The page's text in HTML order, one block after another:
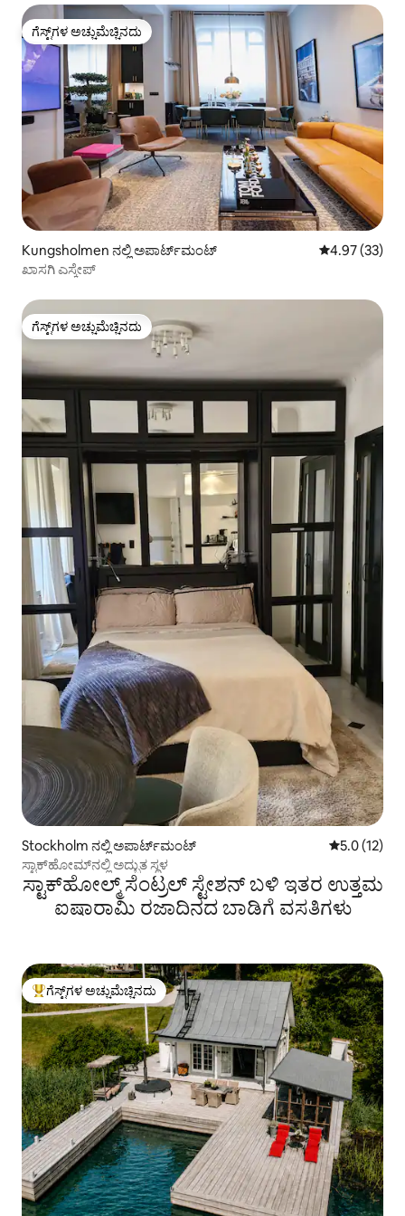
ಗೆಸ್ಟ್‌ಗಳ ಅಚ್ಚುಮೆಚ್ಚಿನದು
ಗೆಸ್ಟ್‌ಗಳ ಅಚ್ಚುಮೆಚ್ಚಿನದು
Kungsholmen ನಲ್ಲಿ ಅಪಾರ್ಟ್‌ಮಂಟ್ 5 ರಲ್ಲಿ 4.97
4.97 (33)
ಖಾಸಗಿ ಎಸ್ಕೇಪ್
ಗೆಸ್ಟ್‌ಗಳ ಅಚ್ಚುಮೆಚ್ಚಿನದು
ಗೆಸ್ಟ್‌ಗಳ ಅಚ್ಚುಮೆಚ್ಚಿನದು
Stockholm ನಲ್ಲಿ ಅಪಾರ್ಟ್‌ಮಂಟ್ 5 ರಲ್ಲಿ 5.0
5.0 (12)
ಸ್ಟಾಕ್‌ಹೋಮ್‌ನಲ್ಲಿ ಅದ್ಭುತ ಸ್ಥಳ
ಸ್ಟಾಕ್‌ಹೋಲ್ಮ್ ಸೆಂಟ್ರಲ್ ಸ್ಟೇಶನ್ ಬಳಿ ಇತರ ಉತ್ತಮ
ಐಷಾರಾಮಿ ರಜಾದಿನದ ಬಾಡಿಗೆ ವಸತಿಗಳು
ಗೆಸ್ಟ್‌ಗಳಿಗೆ ಅತಿ ಹೆಚ್ಚು ಅಚ್ಚುಮೆಚ್ಚಿನದು
ಗೆಸ್ಟ್‌ಗಳ ಅಚ್ಚುಮೆಚ್ಚಿನದು